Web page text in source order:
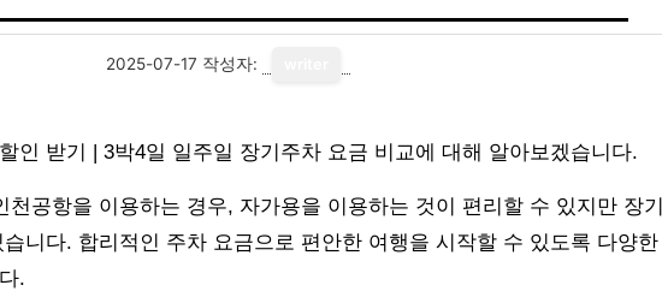
2025-07-17 작성자:
인 받기 | 3박4일 일주일 장기주차 요금 비교에 대해 알아보겠습니다.
천공항을 이용하는 경우, 자가용을 이용하는 것이 편리할 수 있지만 장기
니다. 합리적인 주차 요금으로 편안한 여행을 시작할 수 있도록 다양한
.